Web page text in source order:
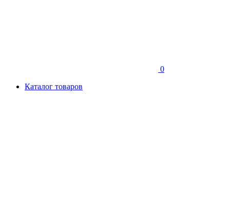
0
Каталог товаров